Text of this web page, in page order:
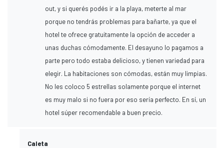
out, y si querés podés ir a la playa, meterte al mar
porque no tendrás problemas para bañarte, ya que el
hotel te ofrece gratuitamente la opción de acceder a
unas duchas cómodamente. El desayuno lo pagamos a
parte pero todo estaba delicioso, y tienen variedad para
elegir. La habitaciones son cómodas, están muy limpias.
No les coloco 5 estrellas solamente porque el internet
es muy malo si no fuera por eso sería perfecto. En sí, un
hotel súper recomendable a buen precio.
Caleta